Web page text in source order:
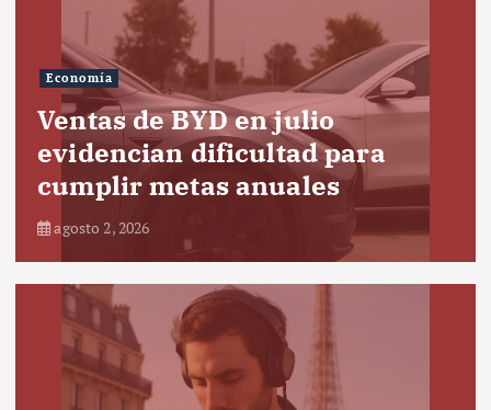
Economía
Ventas de BYD en julio
evidencian dificultad para
cumplir metas anuales
agosto 2, 2026